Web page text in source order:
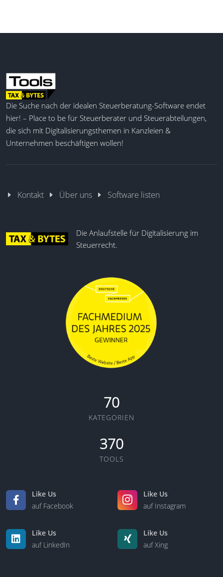
Die Suche nach der idealen Steuerberatung-Software endet
hier! – Place to be für Steuerberater und Steuerabteilungen,
die sich mit Digitalisierungsthemen in Kanzleien &
Unternehmen beschäftigen wollen!
Kontakt Über uns Software listen
Die Anlaufstelle für Digitalisierung im
Steuerrecht.
70
KATEGORIEN
370
TOOLS
Like Us
auf Facebook
Like Us
auf Instagram
Like Us
auf LinkedIn
Like Us
auf Xing